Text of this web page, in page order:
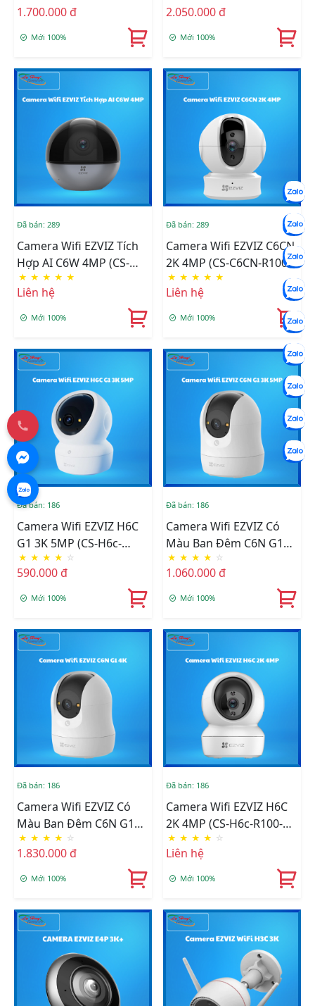
R100-8H33WF)
1.700.000 đ
Mới 100%
2.050.000 đ
Mới 100%
Đã bán: 289
Camera Wifi EZVIZ Tích
Hợp AI C6W 4MP (CS-
C6W-A0-3H4WF)
★ ★ ★ ★ ★
Liên hệ
Mới 100%
Đã bán: 289
Camera Wifi EZVIZ C6CN
2K 4MP (CS-C6CN-R100-
8B4WF)
★ ★ ★ ★ ★
Liên hệ
Mới 100%
Đã bán: 186
Camera Wifi EZVIZ H6C
G1 3K 5MP (CS-H6c-
R200-1Q5WFL)
★ ★ ★ ★ ☆
590.000 đ
Mới 100%
Đã bán: 186
Camera Wifi EZVIZ Có
Màu Ban Đêm C6N G1
3K 5MP (CS-C6N-R200-
1Q5WFL)
★ ★ ★ ★ ☆
1.060.000 đ
Mới 100%
Đã bán: 186
Camera Wifi EZVIZ Có
Màu Ban Đêm C6N G1
4K (CS-C6N-R200-
8H8WFL)
★ ★ ★ ★ ☆
1.830.000 đ
Mới 100%
Đã bán: 186
Camera Wifi EZVIZ H6C
2K 4MP (CS-H6c-R100-
8B4WF)
★ ★ ★ ★ ☆
Liên hệ
Mới 100%